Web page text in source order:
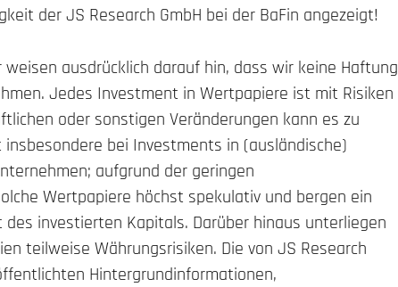
der JS Research GmbH bei der BaFin angezeigt!
ausdrücklich darauf hin, dass wir keine Haftung
Jedes Investment in Wertpapiere ist mit Risiken
oder sonstigen Veränderungen kann es zu
bei Investments in (ausländische)
aufgrund der geringen
Wertpapiere höchst spekulativ und bergen ein
investierten Kapitals. Darüber hinaus unterliegen
teilweise Währungsrisiken. Die von JS Research
Hintergrundinformationen,